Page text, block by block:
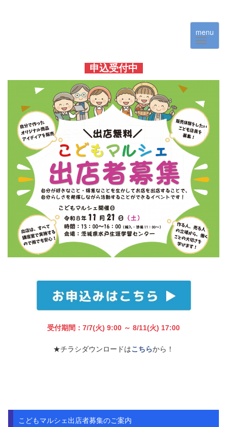
menu
申込受付中
受付期間：7/7(火) 9:00 ～ 8/11(火) 17:00
★チラシダウンロードはこちらから！
こどもマルシェ出店者募集のご案内